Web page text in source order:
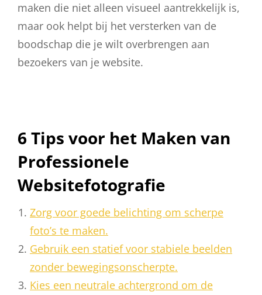
maken die niet alleen visueel aantrekkelijk is,
maar ook helpt bij het versterken van de
boodschap die je wilt overbrengen aan
bezoekers van je website.
6 Tips voor het Maken van
Professionele
Websitefotografie
Zorg voor goede belichting om scherpe
foto’s te maken.
Gebruik een statief voor stabiele beelden
zonder bewegingsonscherpte.
Kies een neutrale achtergrond om de